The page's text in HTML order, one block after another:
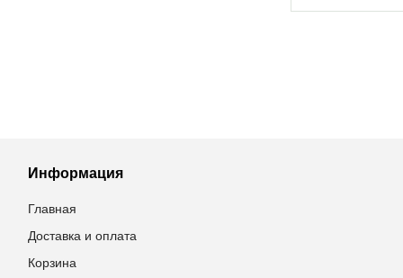
Информация
Главная
Доставка и оплата
Корзина